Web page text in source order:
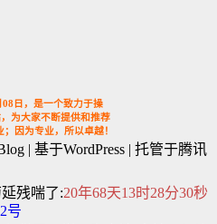
日，是一个致力于操
为大家不断提供和推荐
因为专业，所以卓越！
| 基于WordPress | 托管于腾讯
残喘了:20年68天13时28分30秒
号